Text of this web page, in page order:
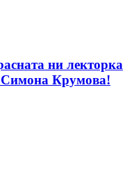
ни лекторка
Симона Крумова!